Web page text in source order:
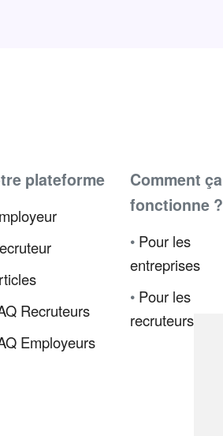
plateforme
Recruteurs
Employeurs
Comment ça
fonctionne ?
• Pour les
entreprises
• Pour les
recruteurs